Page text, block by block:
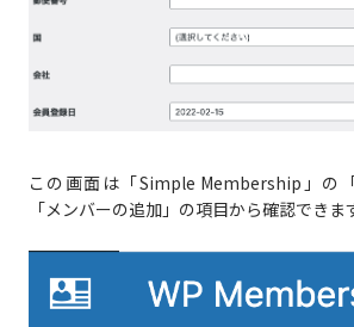
この画面は「Simple Membership」の
「メンバーの追加」の項目から確認できま